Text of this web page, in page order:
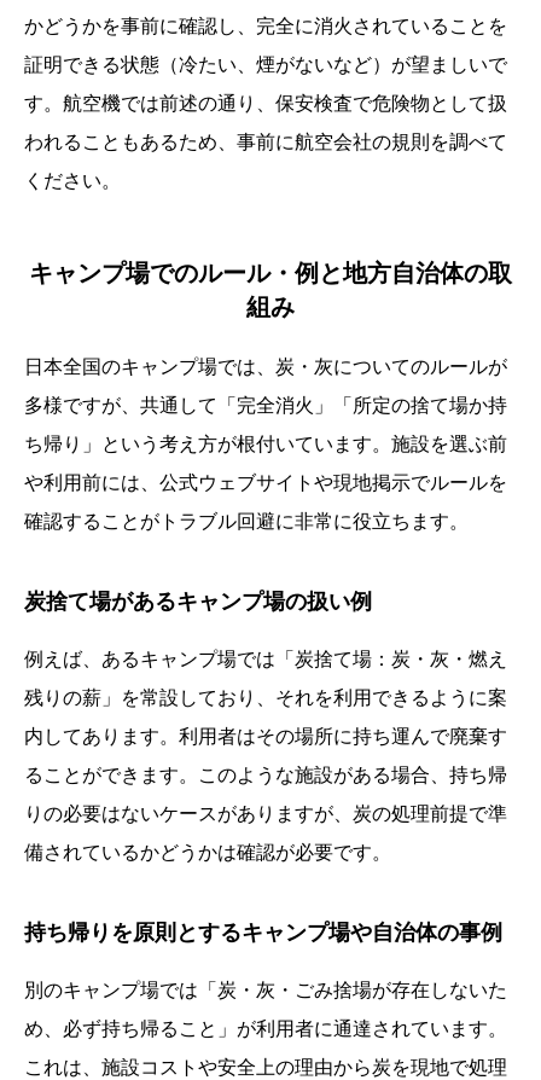
かどうかを事前に確認し、完全に消火されていることを
証明できる状態（冷たい、煙がないなど）が望ましいで
す。航空機では前述の通り、保安検査で危険物として扱
われることもあるため、事前に航空会社の規則を調べて
ください。
キャンプ場でのルール・例と地方自治体の取
組み
日本全国のキャンプ場では、炭・灰についてのルールが
多様ですが、共通して「完全消火」「所定の捨て場か持
ち帰り」という考え方が根付いています。施設を選ぶ前
や利用前には、公式ウェブサイトや現地掲示でルールを
確認することがトラブル回避に非常に役立ちます。
炭捨て場があるキャンプ場の扱い例
例えば、あるキャンプ場では「炭捨て場：炭・灰・燃え
残りの薪」を常設しており、それを利用できるように案
内してあります。利用者はその場所に持ち運んで廃棄す
ることができます。このような施設がある場合、持ち帰
りの必要はないケースがありますが、炭の処理前提で準
備されているかどうかは確認が必要です。
持ち帰りを原則とするキャンプ場や自治体の事例
別のキャンプ場では「炭・灰・ごみ捨場が存在しないた
め、必ず持ち帰ること」が利用者に通達されています。
これは、施設コストや安全上の理由から炭を現地で処理